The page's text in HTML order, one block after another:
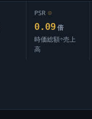
PSR ⊙
0.09 倍
時価総額÷売上
高